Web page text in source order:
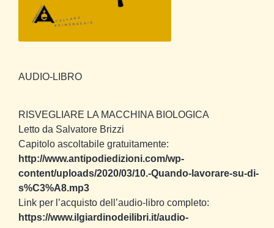
AUDIO-LIBRO
RISVEGLIARE LA MACCHINA BIOLOGICA
Letto da Salvatore Brizzi
Capitolo ascoltabile gratuitamente:
http://www.antipodiedizioni.com/wp-
content/uploads/2020/03/10.-Quando-lavorare-su-di-
s%C3%A8.mp3
Link per l’acquisto dell’audio-libro completo:
https://www.ilgiardinodeilibri.it/audio-